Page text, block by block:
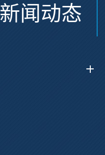
新闻动态